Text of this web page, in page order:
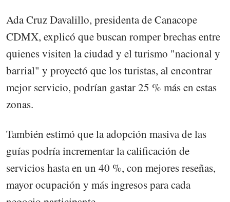
Ada Cruz Davalillo, presidenta de Canacope
CDMX, explicó que buscan romper brechas entre
quienes visiten la ciudad y el turismo "nacional y
barrial" y proyectó que los turistas, al encontrar
mejor servicio, podrían gastar 25 % más en estas
zonas.
También estimó que la adopción masiva de las
guías podría incrementar la calificación de
servicios hasta en un 40 %, con mejores reseñas,
mayor ocupación y más ingresos para cada